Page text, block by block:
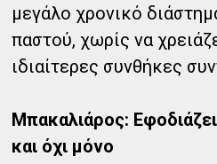
μεγάλο χρονικό
παστού, χωρίς να
ιδιαίτερες συνθήκες
Μπακαλιάρος:
και όχι μόνο